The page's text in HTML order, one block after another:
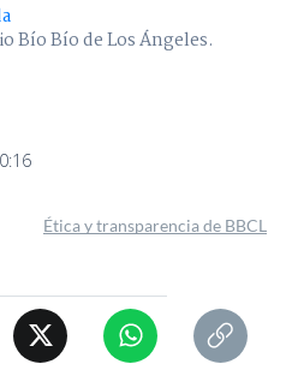
Bío Bío de Los Ángeles.
Ética y transparencia de BBCL